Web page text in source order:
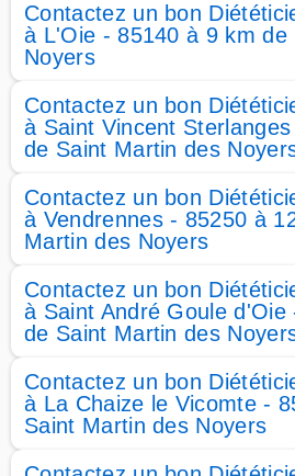
Contactez un bon
à L'Oie - 85140 à 9 km de
Noyers
Contactez un bon
à Saint Vincent
de Saint Martin des
Contactez un bon
à Vendrennes - 85250 à
Martin des Noyers
Contactez un bon
à Saint André Goule
de Saint Martin des
Contactez un bon
à La Chaize le Vicomte -
Saint Martin des Noyers